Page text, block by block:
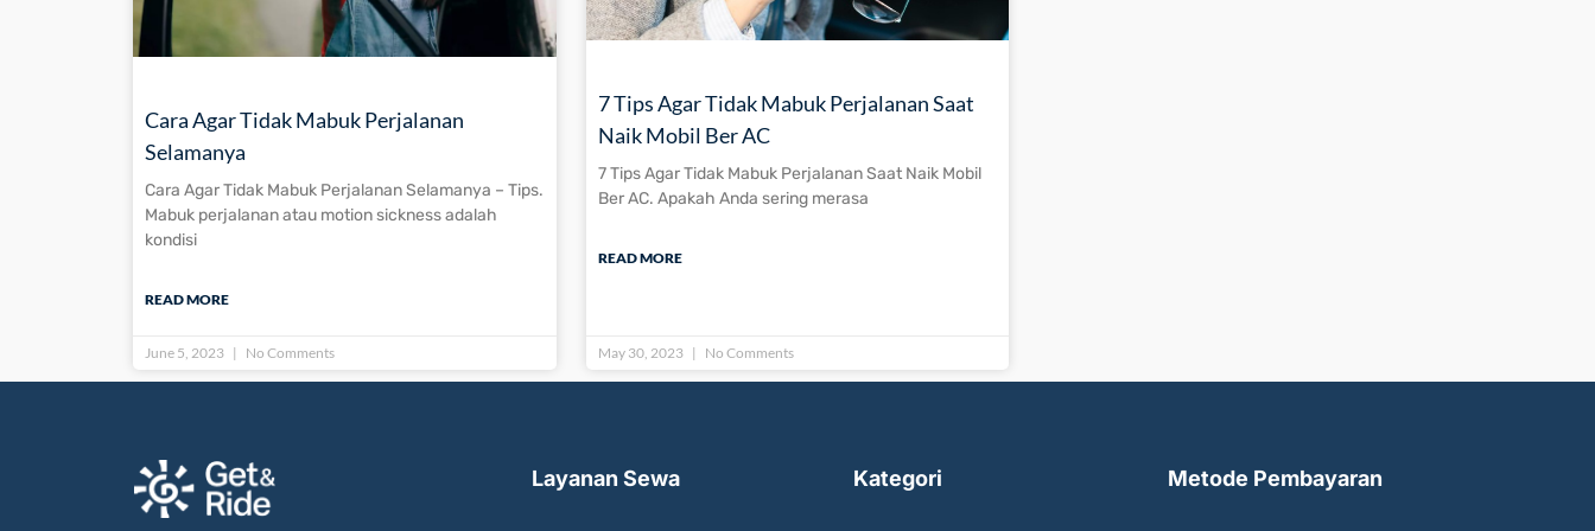
Cara Agar Tidak Mabuk Perjalanan
Selamanya
Cara Agar Tidak Mabuk Perjalanan Selamanya – Tips.
Mabuk perjalanan atau motion sickness adalah
kondisi
READ MORE
June 5, 2023 No Comments
7 Tips Agar Tidak Mabuk Perjalanan Saat
Naik Mobil Ber AC
7 Tips Agar Tidak Mabuk Perjalanan Saat Naik Mobil
Ber AC. Apakah Anda sering merasa
READ MORE
May 30, 2023 No Comments
Layanan Sewa Kategori Metode Pembayaran